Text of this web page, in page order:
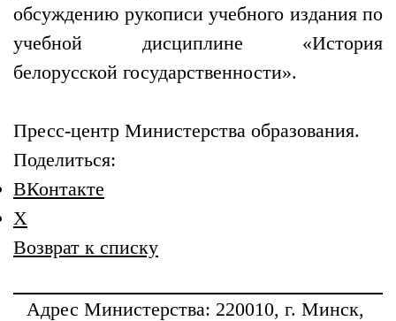
обсуждению рукописи учебного издания по
учебной дисциплине «История
белорусской государственности».
Пресс-центр Министерства образования.
Поделиться:
ВКонтакте
X
Возврат к списку
Адрес Министерства: 220010, г. Минск,